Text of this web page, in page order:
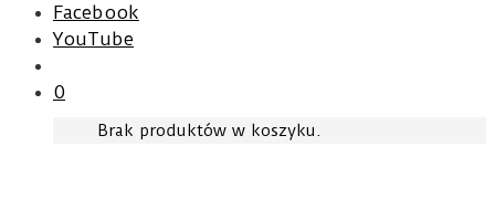
Facebook
YouTube
0
Brak produktów w koszyku.